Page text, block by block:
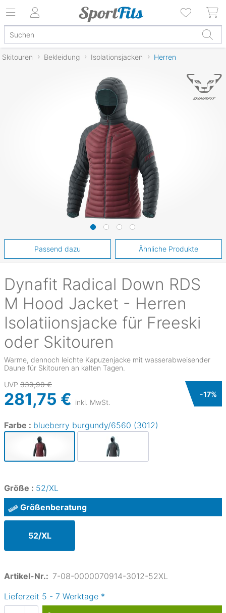
Skitouren Bekleidung Isolationsjacken Herren
Dynafit Radical Down RDS
M Hood Jacket - Herren
Isolatiionsjacke für Freeski
oder Skitouren
Warme, dennoch leichte Kapuzenjacke mit wasserabweisender
Daune für Skitouren an kalten Tagen.
UVP 339,90 €
281,75 € inkl. MwSt.
-17%
Farbe : blueberry burgundy/6560 (3012)
Größe : 52/XL
Größenberatung
52/XL
Artikel-Nr.: 7-08-0000070914-3012-52XL
Lieferzeit 5 - 7 Werktage *
Passend dazu Ähnliche Produkte